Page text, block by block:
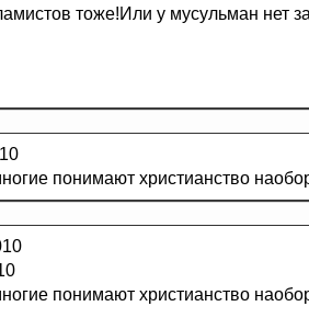
тоже!Или у мусульман нет
понимают христианство
понимают христианство